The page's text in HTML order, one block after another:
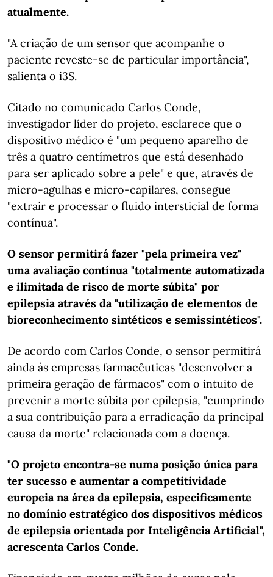
atualmente.
"A criação de um sensor que acompanhe o
paciente reveste-se de particular importância",
salienta o i3S.
Citado no comunicado Carlos Conde,
investigador líder do projeto, esclarece que o
dispositivo médico é "um pequeno aparelho de
três a quatro centímetros que está desenhado
para ser aplicado sobre a pele" e que, através de
micro-agulhas e micro-capilares, consegue
"extrair e processar o fluido intersticial de forma
contínua".
O sensor permitirá fazer "pela primeira vez"
uma avaliação contínua "totalmente automatizada
e ilimitada de risco de morte súbita" por
epilepsia através da "utilização de elementos de
bioreconhecimento sintéticos e semissintéticos".
De acordo com Carlos Conde, o sensor permitirá
ainda às empresas farmacêuticas "desenvolver a
primeira geração de fármacos" com o intuito de
prevenir a morte súbita por epilepsia, "cumprindo
a sua contribuição para a erradicação da principal
causa da morte" relacionada com a doença.
"O projeto encontra-se numa posição única para
ter sucesso e aumentar a competitividade
europeia na área da epilepsia, especificamente
no domínio estratégico dos dispositivos médicos
de epilepsia orientada por Inteligência Artificial",
acrescenta Carlos Conde.